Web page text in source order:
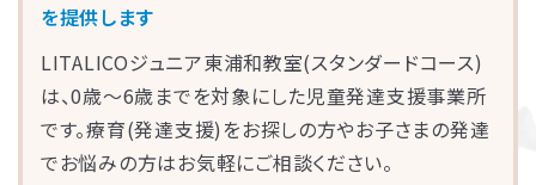
を提供します
LITALICOジュニア東浦和教室(スタンダードコース)
は、0歳～6歳までを対象にした児童発達支援事業所
です。療育(発達支援)をお探しの方やお子さまの発達
でお悩みの方はお気軽にご相談ください。